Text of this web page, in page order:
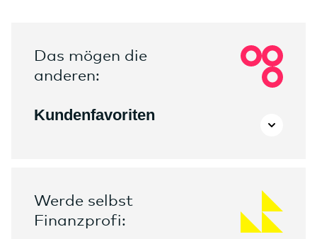
Das mögen die
anderen:
Kunden­favoriten
Werde selbst
Finanzprofi: